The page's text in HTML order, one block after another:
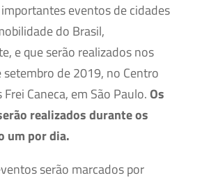
eventos de cidades
do Brasil,
e que serão realizados nos
setembro de 2019, no Centro
Caneca, em São Paulo.Os
realizados durante os
um por dia.
serão marcados por